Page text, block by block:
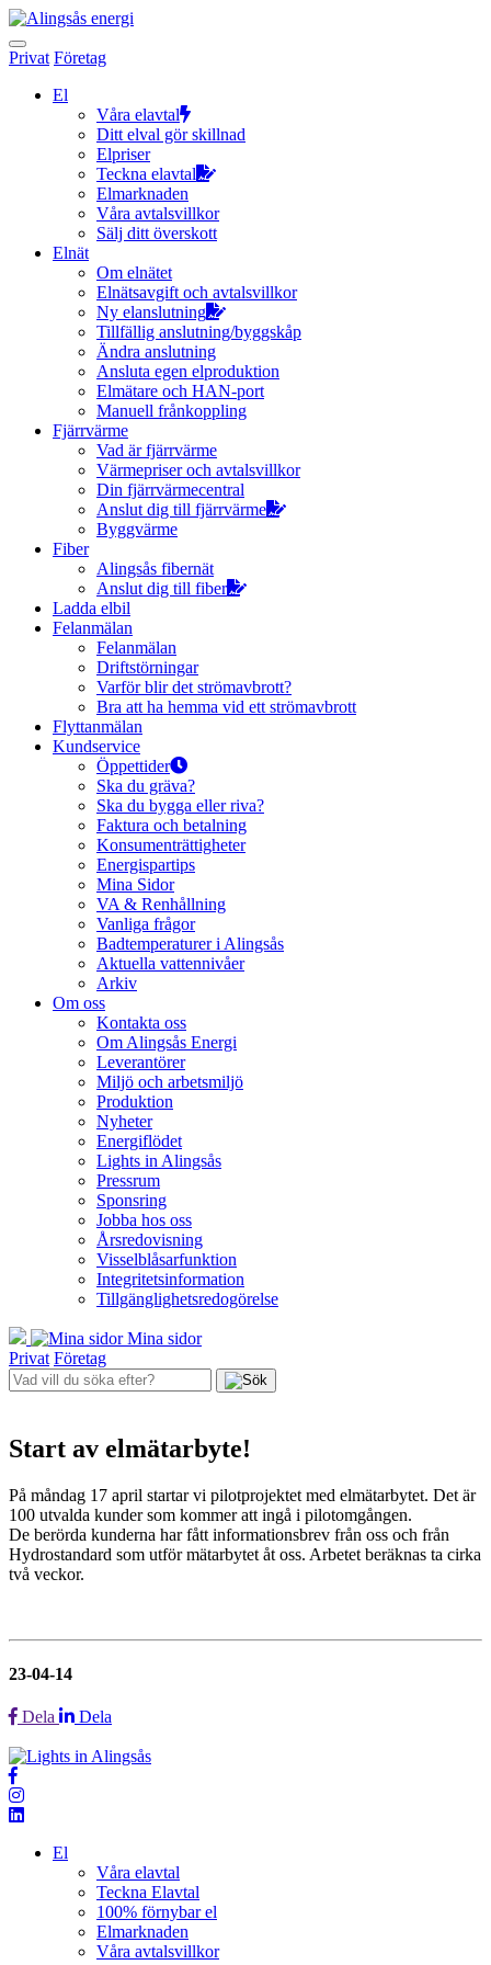
Hoppa
till
innehållet
Privat Företag
El
Våra elavtal
Ditt elval gör skillnad
Elpriser
Teckna elavtal
Elmarknaden
Våra avtalsvillkor
Sälj ditt överskott
Elnät
Om elnätet
Elnätsavgift och avtalsvillkor
Ny elanslutning
Tillfällig anslutning/byggskåp
Ändra anslutning
Ansluta egen elproduktion
Elmätare och HAN-port
Manuell frånkoppling
Fjärrvärme
Vad är fjärrvärme
Värmepriser och avtalsvillkor
Din fjärrvärmecentral
Anslut dig till fjärrvärme
Byggvärme
Fiber
Alingsås fibernät
Anslut dig till fiber
Ladda elbil
Felanmälan
Felanmälan
Driftstörningar
Varför blir det strömavbrott?
Bra att ha hemma vid ett strömavbrott
Flyttanmälan
Kundservice
Öppettider
Ska du gräva?
Ska du bygga eller riva?
Faktura och betalning
Konsumenträttigheter
Energispartips
Mina Sidor
VA & Renhållning
Vanliga frågor
Badtemperaturer i Alingsås
Aktuella vattennivåer
Arkiv
Om oss
Kontakta oss
Om Alingsås Energi
Leverantörer
Miljö och arbetsmiljö
Produktion
Nyheter
Energiflödet
Lights in Alingsås
Pressrum
Sponsring
Jobba hos oss
Årsredovisning
Visselblåsarfunktion
Integritetsinformation
Tillgänglighetsredogörelse
Mina sidor
Privat Företag
Start av elmätarbyte!
På måndag 17 april startar vi pilotprojektet med elmätarbytet. Det är
100 utvalda kunder som kommer att ingå i pilotomgången.
De berörda kunderna har fått informationsbrev från oss och från
Hydrostandard som utför mätarbytet åt oss. Arbetet beräknas ta cirka
två veckor.
23-04-14
Dela Dela
El
Våra elavtal
Teckna Elavtal
100% förnybar el
Elmarknaden
Våra avtalsvillkor